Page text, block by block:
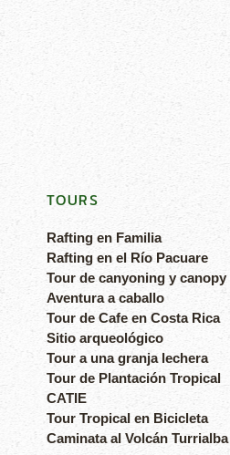
TOURS
Rafting en Familia
Rafting en el Río Pacuare
Tour de canyoning y canopy
Aventura a caballo
Tour de Cafe en Costa Rica
Sitio arqueológico
Tour a una granja lechera
Tour de Plantación Tropical
CATIE
Tour Tropical en Bicicleta
Caminata al Volcán Turrialba